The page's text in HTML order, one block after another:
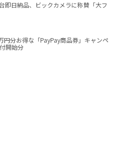
即日納品、ビックカメラに称賛「大フ
円分お得な「PayPay商品券」キャンペ
開始分